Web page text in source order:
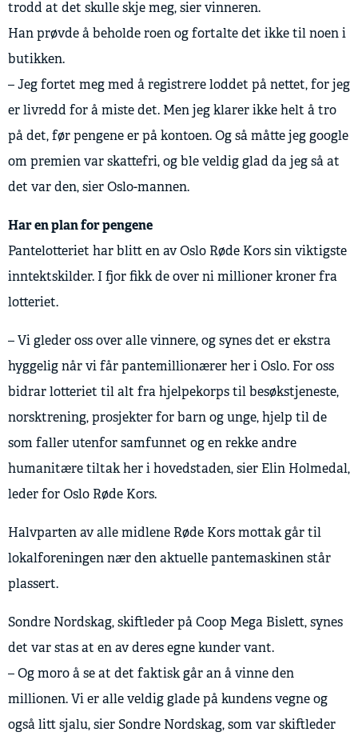
trodd at det skulle skje meg, sier vinneren.
Han prøvde å beholde roen og fortalte det ikke til noen i
butikken.
– Jeg fortet meg med å registrere loddet på nettet, for jeg
er livredd for å miste det. Men jeg klarer ikke helt å tro
på det, før pengene er på kontoen. Og så måtte jeg google
om premien var skattefri, og ble veldig glad da jeg så at
det var den, sier Oslo-mannen.
Har en plan for pengene
Pantelotteriet har blitt en av Oslo Røde Kors sin viktigste
inntektskilder. I fjor fikk de over ni millioner kroner fra
lotteriet.
– Vi gleder oss over alle vinnere, og synes det er ekstra
hyggelig når vi får pantemillionærer her i Oslo. For oss
bidrar lotteriet til alt fra hjelpekorps til besøkstjeneste,
norsktrening, prosjekter for barn og unge, hjelp til de
som faller utenfor samfunnet og en rekke andre
humanitære tiltak her i hovedstaden, sier Elin Holmedal,
leder for Oslo Røde Kors.
Halvparten av alle midlene Røde Kors mottak går til
lokalforeningen nær den aktuelle pantemaskinen står
plassert.
Sondre Nordskag, skiftleder på Coop Mega Bislett, synes
det var stas at en av deres egne kunder vant.
– Og moro å se at det faktisk går an å vinne den
millionen. Vi er alle veldig glade på kundens vegne og
også litt sjalu, sier Sondre Nordskag, som var skiftleder